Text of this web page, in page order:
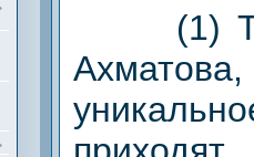
(1)